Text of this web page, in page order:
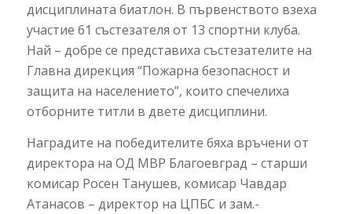
дисциплината биатлон. В първенството взеха
участие 61 състезателя от 13 спортни клуба.
Най – добре се представиха състезателите на
Главна дирекция “Пожарна безопасност и
защита на населението”, които спечелиха
отборните титли в двете дисциплини.
Наградите на победителите бяха връчени от
директора на ОД МВР Благоевград – старши
комисар Росен Танушев, комисар Чавдар
Атанасов – директор на ЦПБС и зам.-